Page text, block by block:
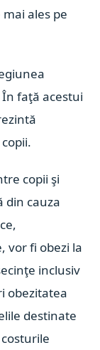
ales pe
faţă acestui
copii şi
din cauza
vor fi obezi la
inclusiv
obezitatea
destinate